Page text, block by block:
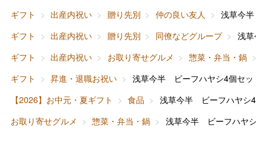
ギフト
出産内祝い 贈り先別 仲の良い友人
浅草今半
ギフト
出産内祝い 贈り先別 同僚などグループ
浅草
ギフト
出産内祝い お取り寄せグルメ 惣菜・弁当・鍋
ギフト
昇進・退職お祝い
浅草今半 ビーフハヤシ4個セット
【2026】お中元・夏ギフト
食品
浅草今半 ビーフハヤシ4個
お取り寄せグルメ
惣菜・弁当・鍋 浅草今半 ビーフハヤシ4
ファッション
ホーム＆インテリア
ベビー＆キッズ
出産内祝い
結婚内祝い
お香典返し
快気祝い
母の日
父の日
お中元
敬老の日